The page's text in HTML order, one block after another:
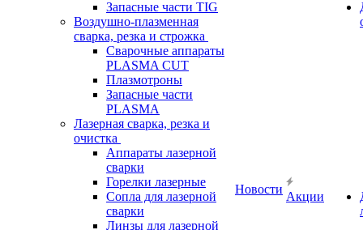
Запасные части TIG
Воздушно-плазменная
сварка, резка и строжка
Сварочные аппараты
PLASMA CUT
Плазмотроны
Запасные части
PLASMA
Лазерная сварка, резка и
очистка
Аппараты лазерной
сварки
Горелки лазерные
Сопла для лазерной
сварки
Линзы для лазерной
Новости
Акции